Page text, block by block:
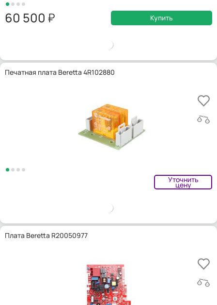
60 500 Купить
Печатная плата Beretta 4R102880
Уточнить
цену
Плата Beretta R20050977